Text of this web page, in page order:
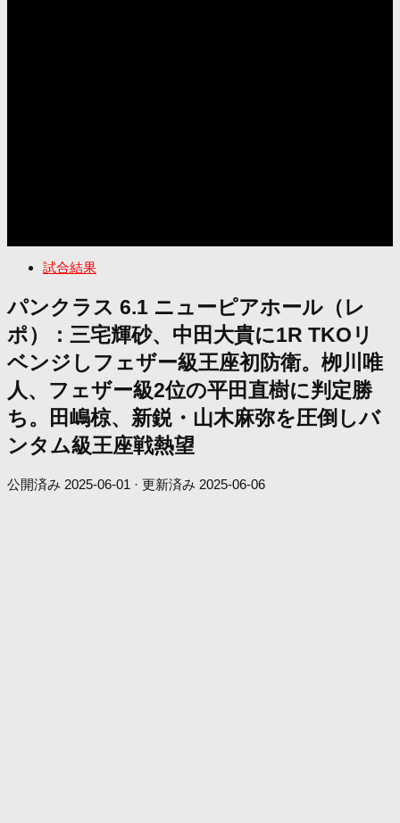
試合結果
パンクラス 6.1 ニューピアホール（レ
ポ）：三宅輝砂、中田大貴に1R TKOリ
ベンジしフェザー級王座初防衛。栁川唯
人、フェザー級2位の平田直樹に判定勝
ち。田嶋椋、新鋭・山木麻弥を圧倒しバ
ンタム級王座戦熱望
公開済み 2025-06-01 · 更新済み 2025-06-06